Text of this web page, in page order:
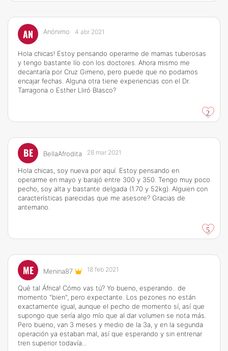
AN Anónimo 4 abr 2021
Hola chicas! Estoy pensando operarme de mamas tuberosas
y tengo bastante lío con los doctores. Ahora mismo me
decantaría por Cruz Gimeno, pero puede que no podamos
encajar fechas. Alguna otra tiene experiencias con el Dr.
Tarragona o Esther Lliró Blasco?
2
BE BellaAfrodita 28 mar 2021
Hola chicas, soy nueva por aquí. Estoy pensando en
operarme en mayo y barajó entre 300 y 350. Tengo muy poco
pecho, soy alta y bastante delgada (1.70 y 52kg). Alguien con
características parecidas que me asesore? Gracias de
antemano.
5
ME Menina87 18 feb 2021
Qué tal África! Cómo vas tú? Yo bueno, esperando.. de
momento "bien", pero expectante. Los pezones no están
exactamente igual, aunque el pecho de momento sí, así que
supongo que sería algo mío que al dar volumen se nota más.
Pero bueno, van 3 meses y medio de la 3a, y en la segunda
operación ya estaban mal, así que esperando y sin entrenar
tren superior todavía...